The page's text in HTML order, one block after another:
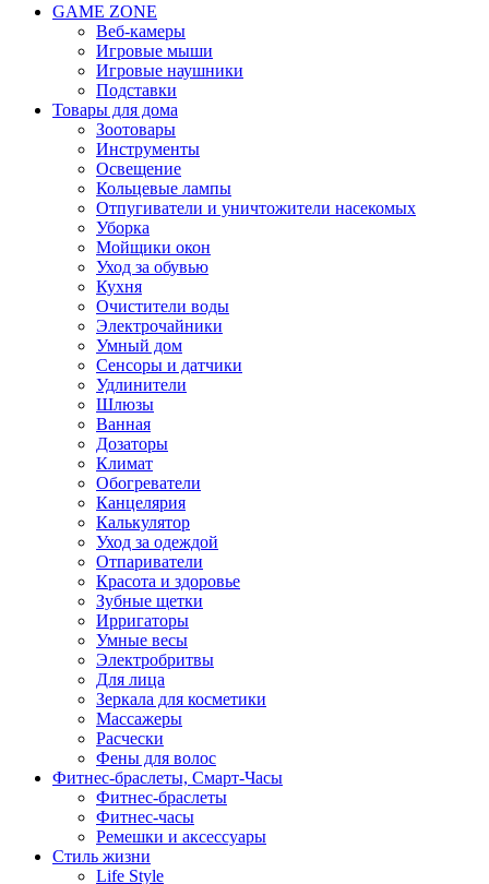
GAME ZONE
Веб-камеры
Игровые мыши
Игровые наушники
Подставки
Товары для дома
Зоотовары
Инструменты
Освещение
Кольцевые лампы
Отпугиватели и уничтожители насекомых
Уборка
Мойщики окон
Уход за обувью
Кухня
Очистители воды
Электрочайники
Умный дом
Сенсоры и датчики
Удлинители
Шлюзы
Ванная
Дозаторы
Климат
Обогреватели
Канцелярия
Калькулятор
Уход за одеждой
Отпариватели
Красота и здоровье
Зубные щетки
Ирригаторы
Умные весы
Электробритвы
Для лица
Зеркала для косметики
Массажеры
Расчески
Фены для волос
Фитнес-браслеты, Смарт-Часы
Фитнес-браслеты
Фитнес-часы
Ремешки и аксессуары
Стиль жизни
Life Style